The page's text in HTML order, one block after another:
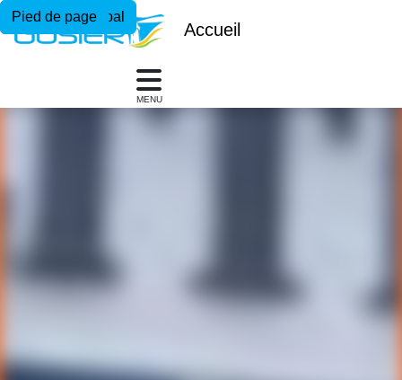
Menu principal
Contenu principal
Pied de page
Accueil
MENU